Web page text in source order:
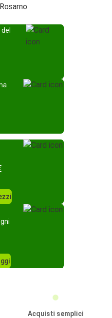
Acquisti semplici